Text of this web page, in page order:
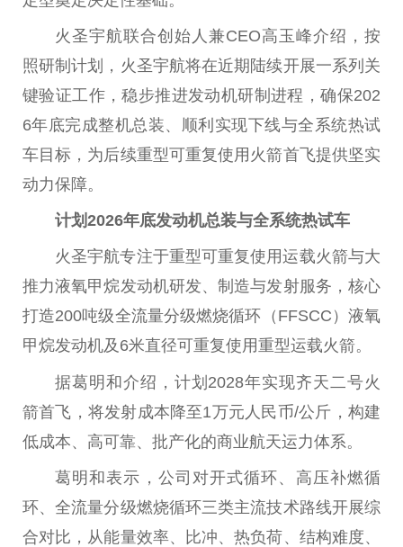
火圣宇航联合创始人兼CEO高玉峰介绍，按
照研制计划，火圣宇航将在近期陆续开展一系列关
键验证工作，稳步推进发动机研制进程，确保202
6年底完成整机总 装、顺利实现下线与全系统热试
车目标，为后续重型可重复使用火箭首飞提供坚实
动力保障。
计划2026年底发动机总装与全系统热试车
火圣宇航专注于重型可重复使用运载火箭与大
推力液氧甲烷发动机研发、制造与发射服务，核心
打造200吨级全流量分级燃烧循环（FFSCC）液氧
甲烷发动机及6米直径可重复使用重型运载火箭。
据葛明和介绍，计划2028年实现齐天二号火
箭首飞，将发射成本降至1万元 人民币/公斤，构建
低成本、高可靠、批产化的商业航天运力体系。
葛明和表示，公司对开式循环、高压补燃循
环、全流量分级燃烧循环三类主流技术路线开展综
合对比，从能量效率、比冲、热负荷、结构难度、